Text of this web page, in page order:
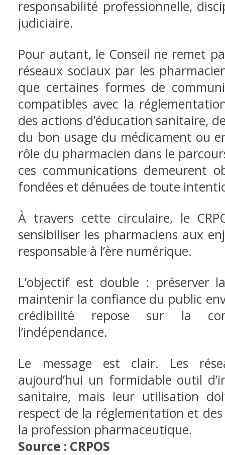
responsabilité professionnelle,
judiciaire.
Pour autant, le Conseil ne remet
réseaux sociaux par les
que certaines formes de
compatibles avec la
des actions d’éducation sanitaire,
du bon usage du médicament ou
rôle du pharmacien dans le
ces communications demeurent
fondées et dénuées de toute
À travers cette circulaire, le
sensibiliser les pharmaciens aux
responsable à l’ère numérique.
L’objectif est double : préserver
maintenir la confiance du public
crédibilité repose sur la
l’indépendance.
Le message est clair. Les
aujourd’hui un formidable outil
sanitaire, mais leur utilisation
respect de la réglementation et
la profession pharmaceutique.
Source : CRPOS